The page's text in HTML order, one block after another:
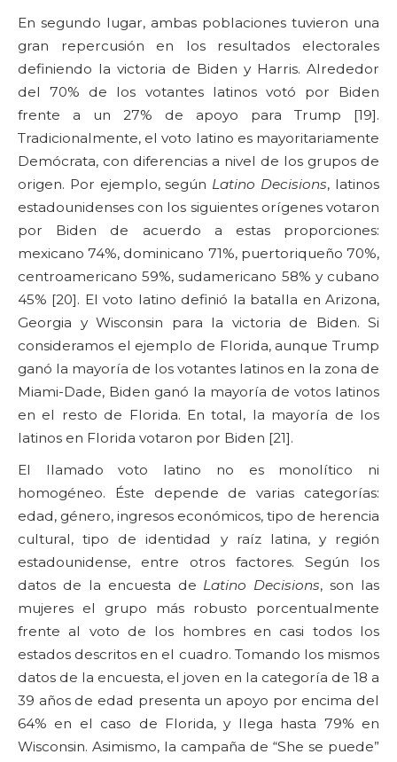
En segundo lugar, ambas poblaciones tuvieron una
gran repercusión en los resultados electorales
definiendo la victoria de Biden y Harris. Alrededor
del 70% de los votantes latinos votó por Biden
frente a un 27% de apoyo para Trump [19].
Tradicionalmente, el voto latino es mayoritariamente
Demócrata, con diferencias a nivel de los grupos de
origen. Por ejemplo, según Latino Decisions, latinos
estadounidenses con los siguientes orígenes votaron
por Biden de acuerdo a estas proporciones:
mexicano 74%, dominicano 71%, puertoriqueño 70%,
centroamericano 59%, sudamericano 58% y cubano
45% [20]. El voto latino definió la batalla en Arizona,
Georgia y Wisconsin para la victoria de Biden. Si
consideramos el ejemplo de Florida, aunque Trump
ganó la mayoría de los votantes latinos en la zona de
Miami-Dade, Biden ganó la mayoría de votos latinos
en el resto de Florida. En total, la mayoría de los
latinos en Florida votaron por Biden [21].
El llamado voto latino no es monolítico ni
homogéneo. Éste depende de varias categorías:
edad, género, ingresos económicos, tipo de herencia
cultural, tipo de identidad y raíz latina, y región
estadounidense, entre otros factores. Según los
datos de la encuesta de Latino Decisions, son las
mujeres el grupo más robusto porcentualmente
frente al voto de los hombres en casi todos los
estados descritos en el cuadro. Tomando los mismos
datos de la encuesta, el joven en la categoría de 18 a
39 años de edad presenta un apoyo por encima del
64% en el caso de Florida, y llega hasta 79% en
Wisconsin. Asimismo, la campaña de “She se puede”